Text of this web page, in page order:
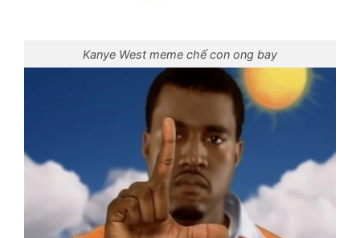
Kanye West meme chế con ong bay